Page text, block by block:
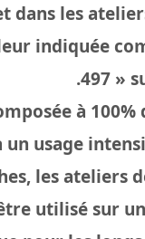
dans les
indiquée
497 »
à 100%
usage
les ateliers
utilisé sur